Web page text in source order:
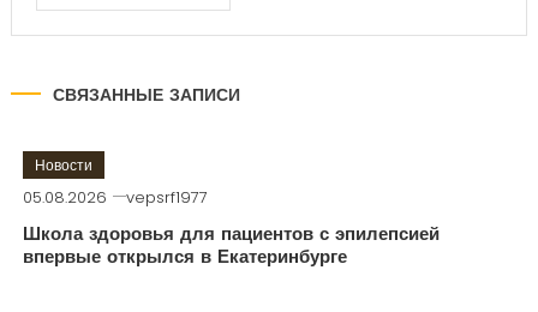
СВЯЗАННЫЕ ЗАПИСИ
Новости
05.08.2026 vepsrf1977
Школа здоровья для пациентов с эпилепсией
впервые открылся в Екатеринбурге